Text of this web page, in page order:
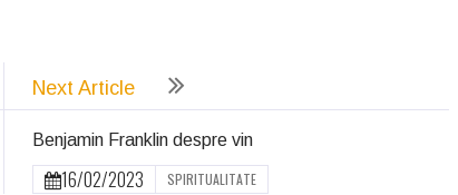
Next Article
Benjamin Franklin despre vin
16/02/2023 SPIRITUALITATE